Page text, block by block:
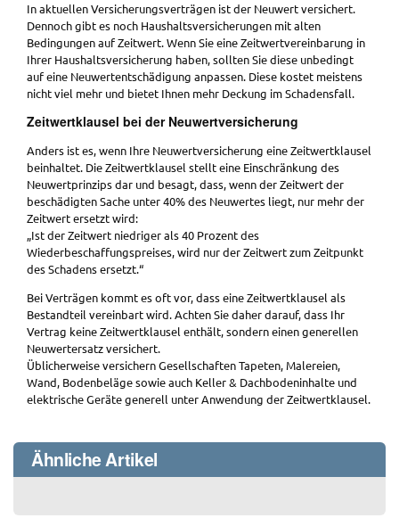
In aktuellen Versicherungsverträgen ist der Neuwert versichert.
Dennoch gibt es noch Haushaltsversicherungen mit alten
Bedingungen auf Zeitwert. Wenn Sie eine Zeitwertvereinbarung in
Ihrer Haushaltsversicherung haben, sollten Sie diese unbedingt
auf eine Neuwertentschädigung anpassen. Diese kostet meistens
nicht viel mehr und bietet Ihnen mehr Deckung im Schadensfall.
Zeitwertklausel bei der Neuwertversicherung
Anders ist es, wenn Ihre Neuwertversicherung eine Zeitwertklausel
beinhaltet. Die Zeitwertklausel stellt eine Einschränkung des
Neuwertprinzips dar und besagt, dass, wenn der Zeitwert der
beschädigten Sache unter 40% des Neuwertes liegt, nur mehr der
Zeitwert ersetzt wird:
„Ist der Zeitwert niedriger als 40 Prozent des
Wiederbeschaffungspreises, wird nur der Zeitwert zum Zeitpunkt
des Schadens ersetzt.“
Bei Verträgen kommt es oft vor, dass eine Zeitwertklausel als
Bestandteil vereinbart wird. Achten Sie daher darauf, dass Ihr
Vertrag keine Zeitwertklausel enthält, sondern einen generellen
Neuwertersatz versichert.
Üblicherweise versichern Gesellschaften Tapeten, Malereien,
Wand, Bodenbeläge sowie auch Keller & Dachbodeninhalte und
elektrische Geräte generell unter Anwendung der Zeitwertklausel.
Ähnliche Artikel